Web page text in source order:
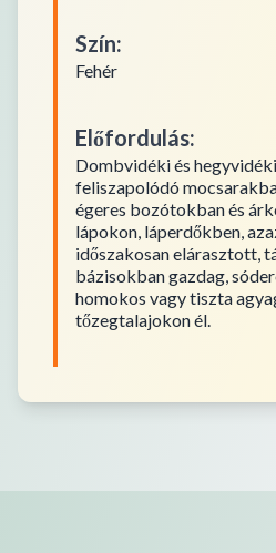
Szín:
Fehér
Előfordulás:
Dombvidéki és
feliszapolódó
égeres bozótokban és
lápokon, láperdőkben,
időszakosan elárasztott,
bázisokban gazdag,
homokos vagy tiszta
tőzegtalajokon él.